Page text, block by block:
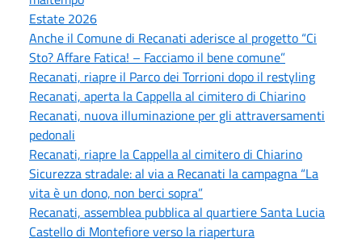
Estate 2026
Anche il Comune di Recanati aderisce al progetto “Ci
Sto? Affare Fatica! – Facciamo il bene comune”
Recanati, riapre il Parco dei Torrioni dopo il restyling
Recanati, aperta la Cappella al cimitero di Chiarino
Recanati, nuova illuminazione per gli attraversamenti
pedonali
Recanati, riapre la Cappella al cimitero di Chiarino
Sicurezza stradale: al via a Recanati la campagna “La
vita è un dono, non berci sopra”
Recanati, assemblea pubblica al quartiere Santa Lucia
Castello di Montefiore verso la riapertura